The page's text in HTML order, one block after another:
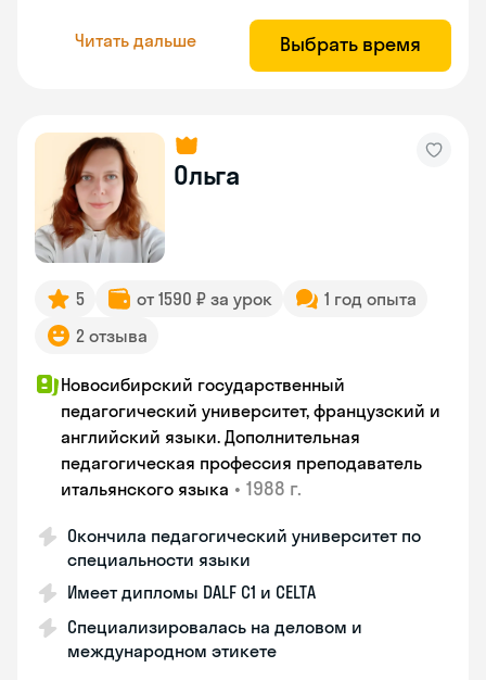
Читать дальше Выбрать время
Ольга
5 от 1590 ₽ за урок
1 год опыта
2 отзыва
Новосибирский государственный
педагогический университет, французский и
английский языки. Дополнительная
педагогическая профессия преподаватель
итальянского языка • 1988 г.
Окончила педагогический университет по
специальности языки
Имеет дипломы DALF C1 и CELTA
Специализировалась на деловом и
международном этикете